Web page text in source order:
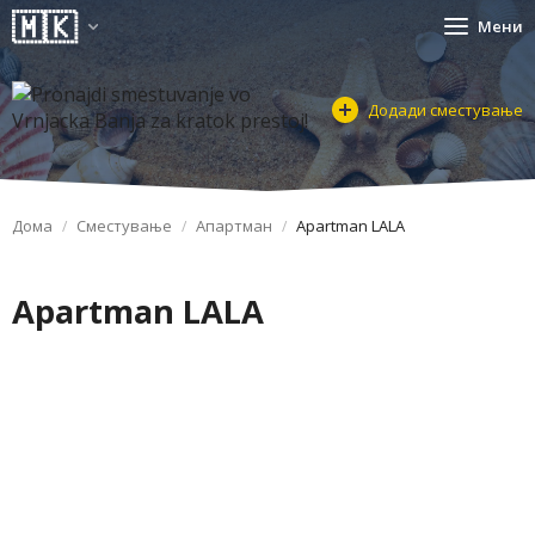
Мени
Додади сместување
Дома Сместување Апартман Apartman LALA
Apartman LALA